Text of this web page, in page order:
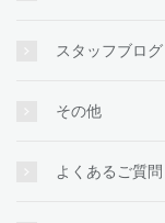
スタッフブログ
その他
よくあるご質問